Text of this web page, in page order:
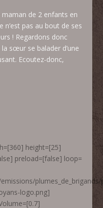
maman de 2 enfants en
n’est pas au bout de ses
! Regardons donc
sœur se balader d’une
Ecoutez-donc,
height=[25]
preload=[false] loop=
logo.png]